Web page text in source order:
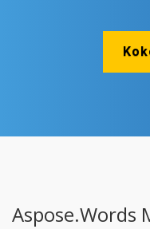
Aspose.Words